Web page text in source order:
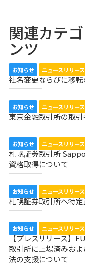
関連カテ
ンツ
お知らせ ニュースリリース
社名変更ならびに移
お知らせ ニュースリリース
東京金融取引所の取
お知らせ ニュースリリース
札幌証券取引所
資格取得について
お知らせ ニュースリリース
札幌証券取引所へ特定
お知らせ ニュースリリース
【プレスリリース】
取引所に上場済みお
法の支援について